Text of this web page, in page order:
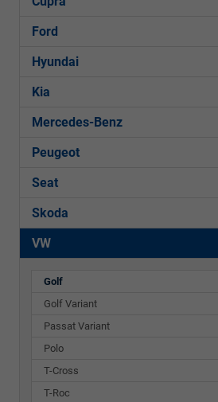
Ford
Hyundai
Kia
Mercedes-Benz
Peugeot
Seat
Skoda
VW
Golf
Golf Variant
Passat Variant
Polo
T-Cross
T-Roc